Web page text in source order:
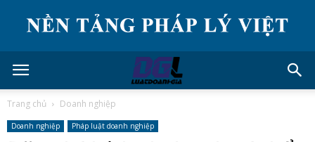
Trang chủ Doanh nghiệp
Doanh nghiệp Pháp luật doanh nghiệp